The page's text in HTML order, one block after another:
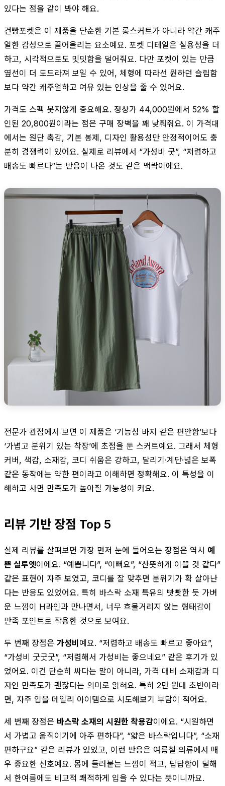
있다는 점을 같이 봐야 해요.
건빵포켓은 이 제품을 단순한 기본 롱스커트가 아니라 약간 캐주
얼한 감성으로 끌어올리는 요소예요. 포켓 디테일은 실용성을 더
하고, 시각적으로도 밋밋함을 덜어줘요. 다만 포켓이 있는 만큼
옆선이 더 도드라져 보일 수 있어, 체형에 따라선 원하던 슬림함
보다 약간 캐주얼하고 여유 있는 인상을 줄 수 있어요.
가격도 스펙 못지않게 중요해요. 정상가 44,000원에서 52% 할
인된 20,800원이라는 점은 구매 장벽을 꽤 낮춰줘요. 이 가격대
에서는 원단 촉감, 기본 봉제, 디자인 활용성만 안정적이어도 충
분히 경쟁력이 있어요. 실제로 리뷰에서 “가성비 굿”, “저렴하고
배송도 빠르다”는 반응이 나온 것도 같은 맥락이에요.
전문가 관점에서 보면 이 제품은 ‘기능성 바지 같은 편안함’보다
‘가볍고 분위기 있는 착장’에 초점을 둔 스커트예요. 그래서 체형
커버, 색감, 소재감, 코디 쉬움은 강하고, 달리기·계단·넓은 보폭
같은 동작에는 약한 편이라고 이해하면 정확해요. 이 특성을 이
해하고 사면 만족도가 높아질 가능성이 커요.
리뷰 기반 장점 Top 5
실제 리뷰를 살펴보면 가장 먼저 눈에 들어오는 장점은 역시 예
쁜 실루엣이에요. “예쁩니다”, “이뻐요”, “산뜻하게 이쁠 것 같다”
같은 표현이 자주 보였고, 코디를 잘 맞추면 분위기가 확 살아난
다는 반응도 있었어요. 특히 바스락 소재 특유의 빳빳한 듯 가벼
운 느낌이 H라인과 만나면서, 너무 흐물거리지 않는 형태감이
만족 포인트로 작용한 것으로 보여요.
두 번째 장점은 가성비예요. “저렴하고 배송도 빠르고 좋아요”,
“가성비 굿굿굿”, “저렴해서 가성비는 좋으네요” 같은 후기가 있
었어요. 이건 단순히 싸다는 말이 아니라, 가격 대비 소재감과 디
자인 만족도가 괜찮다는 의미로 읽혀요. 특히 2만 원대 초반이라
면, 자주 입을 데일리 아이템으로 시도해보기 부담이 적어요.
세 번째 장점은 바스락 소재의 시원한 착용감이에요. “시원하면
서 가볍고 움직이기에 아주 편하다”, “얇은 바스락입니다”, “소재
편하구요” 같은 리뷰가 있었고, 이런 반응은 여름철 의류에서 매
우 중요한 신호예요. 몸에 들러붙는 느낌이 적고, 답답함이 덜해
서 한여름에도 비교적 쾌적하게 입을 수 있다는 뜻이니까요.